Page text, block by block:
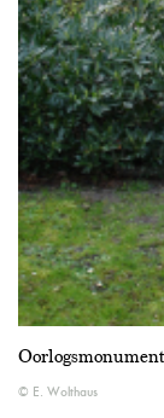
E. Wolthaus